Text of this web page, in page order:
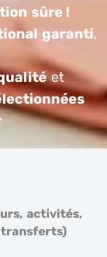
sûre !
garanti,
et
activités,
transferts)